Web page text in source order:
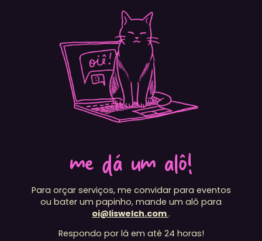
me dá um alô!
Para orçar serviços, me convidar para eventos
ou bater um papinho, mande um alô para
oi@liswelch.com.
Respondo por lá em até 24 horas!